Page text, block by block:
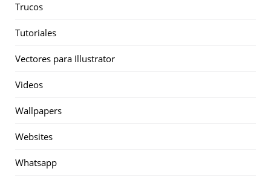
Trucos
Tutoriales
Vectores para Illustrator
Videos
Wallpapers
Websites
Whatsapp